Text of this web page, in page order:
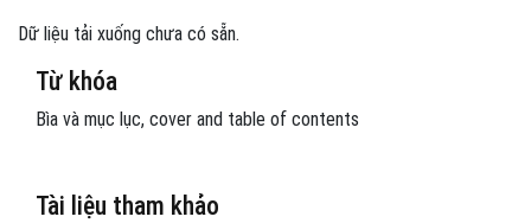
Dữ liệu tải xuống chưa có sẵn.
Từ khóa
Bìa và mục lục cover and table of contents
Tài liệu tham khảo